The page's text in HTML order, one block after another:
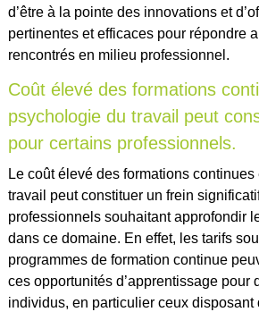
d’être à la pointe des innovations et
pertinentes et efficaces pour répondre
rencontrés en milieu professionnel.
Coût élevé des formations
psychologie du travail peut
pour certains professionnels.
Le coût élevé des formations
travail peut constituer un frein
professionnels souhaitant approfondir
dans ce domaine. En effet, les tarifs
programmes de formation continue
ces opportunités d’apprentissage pour
individus, en particulier ceux disposant